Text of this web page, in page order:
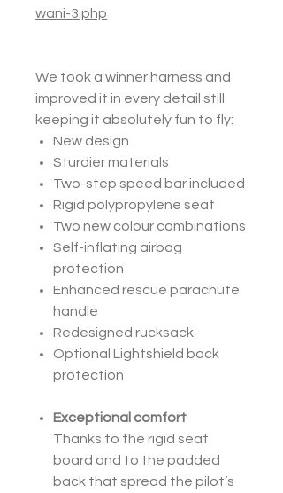
wani-3.php
We took a winner harness and
improved it in every detail still
keeping it absolutely fun to fly:
New design
Sturdier materials
Two-step speed bar included
Rigid polypropylene seat
Two new colour combinations
Self-inflating airbag
protection
Enhanced rescue parachute
handle
Redesigned rucksack
Optional Lightshield back
protection
Exceptional comfort
Thanks to the rigid seat
board and to the padded
back that spread the pilot’s